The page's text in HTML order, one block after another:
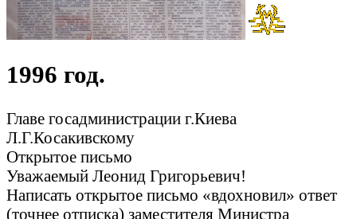
1996 год.
Главе госадминистрации г.Киева
Л.Г.Косакивскому
Открытое письмо
Уважаемый Леонид Григорьевич!
Написать открытое письмо «вдохновил» ответ
(точнее отписка) заместителя Министра